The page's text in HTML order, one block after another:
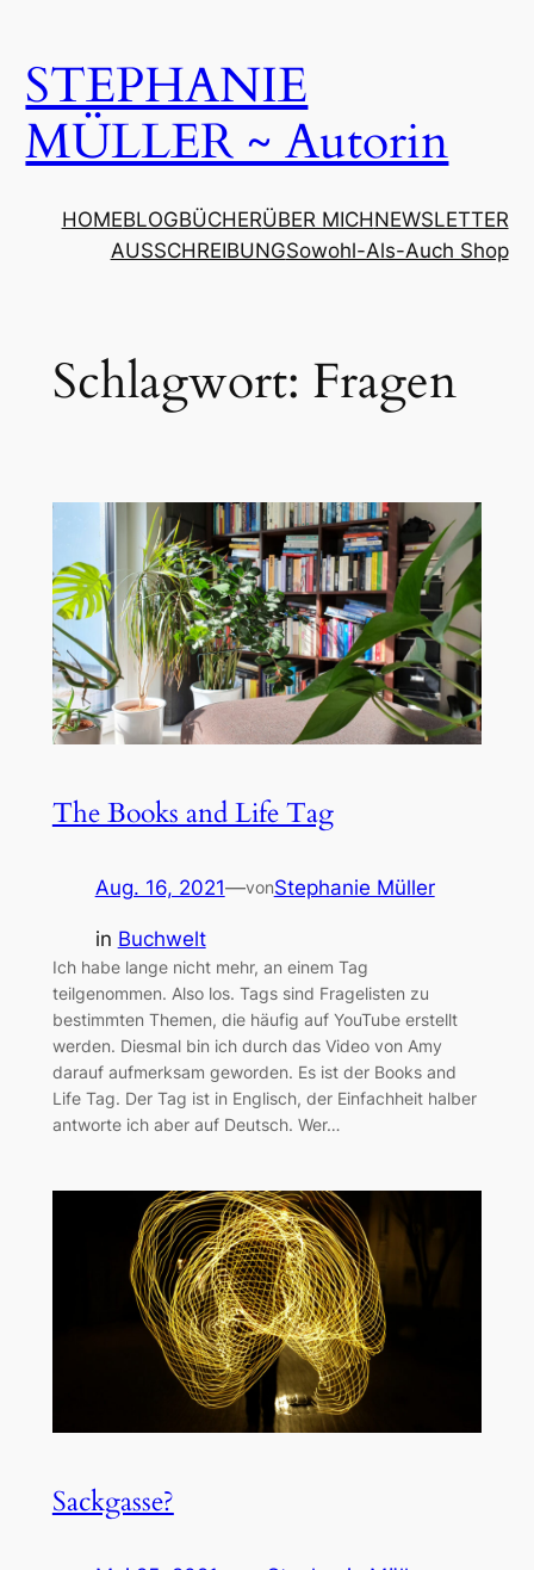
springen
STEPHANIE
MÜLLER ~ Autorin
HOMEBLOGBÜCHERÜBER MICHNEWSLETTER
AUSSCHREIBUNGSowohl-Als-Auch Shop
Schlagwort: Fragen
The Books and Life Tag
Aug. 16, 2021—vonStephanie Müller
in Buchwelt
Ich habe lange nicht mehr, an einem Tag
teilgenommen. Also los. Tags sind Fragelisten zu
bestimmten Themen, die häufig auf YouTube erstellt
werden. Diesmal bin ich durch das Video von Amy
darauf aufmerksam geworden. Es ist der Books and
Life Tag. Der Tag ist in Englisch, der Einfachheit halber
antworte ich aber auf Deutsch. Wer…
Sackgasse?